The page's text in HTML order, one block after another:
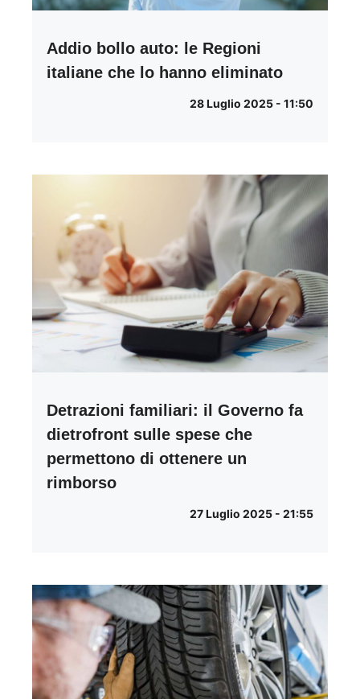
Addio bollo auto: le Regioni
italiane che lo hanno eliminato
28 Luglio 2025 - 11:50
Detrazioni familiari: il Governo fa
dietrofront sulle spese che
permettono di ottenere un
rimborso
27 Luglio 2025 - 21:55